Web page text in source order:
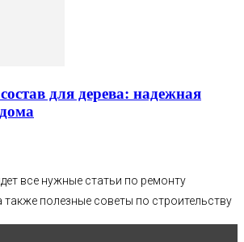
для дерева: надежная
все нужные статьи по ремонту
также полезные советы по строительству